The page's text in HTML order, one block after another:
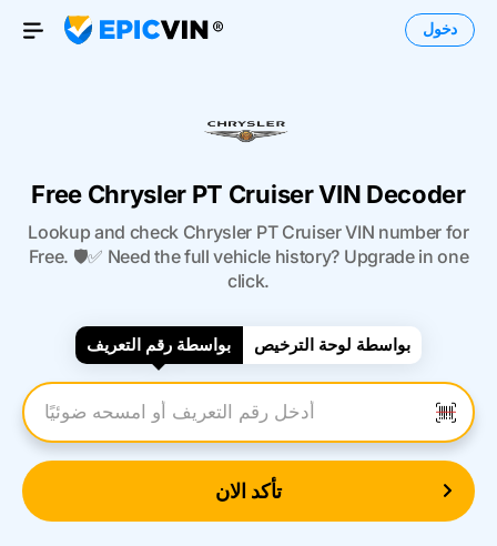
Open Menu
دخول
Free Chrysler PT Cruiser VIN Decoder
Lookup and check Chrysler PT Cruiser VIN number for
Free. 🛡️✅ Need the full vehicle history? Upgrade in one
click.
بواسطة رقم التعريف بواسطة لوحة الترخيص
أدخل رقم التعريف
تأكد الان